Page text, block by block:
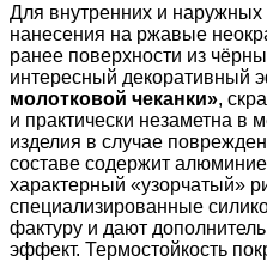
Для внутренних и наружных
нанесения на ржавые
ранее поверхности из
интересный декоративный
молотковой чеканки»,
и практически незаметна в
изделия в случае
составе содержит
характерный «узорчатый»
специализированные
фактуру и дают
эффект. Термостойкость